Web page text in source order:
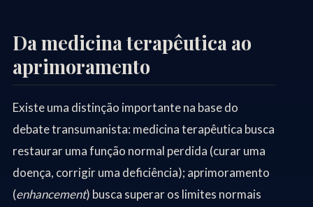
Da medicina terapêutica ao
aprimoramento
Existe uma distinção importante na base do
debate transumanista: medicina terapêutica busca
restaurar uma função normal perdida (curar uma
doença, corrigir uma deficiência); aprimoramento
(enhancement) busca superar os limites normais